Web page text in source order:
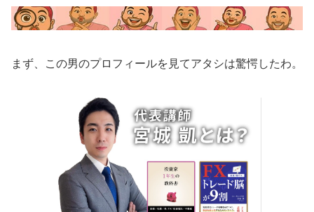
まず、この男のプロフィールを見てアタシは驚愕したわ。